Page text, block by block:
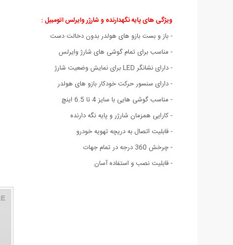
ویژگی های پایه نگهدارنده و شارژر وایرلس اتومبیل :
- باز و بست بازو های هولدر بدون دخالت دست
- مناسب برای تمام گوشی های شارژ وایرلس
- دارای نشانگر LED برای نمایش وضعیت شارژ
- دارای سنسور حرکت خودکار بازو های هولدر
- مناسب گوشی هایی با سایز 4 تا 6.5 اینچ
- کارایی همزمان شارژر و پایه نگه دارنده
- قابلیت اتصال به دریچه تهویه خودرو
- چرخش 360 درجه در تمام جهات
- قابلیت نصب و استفاده آسان